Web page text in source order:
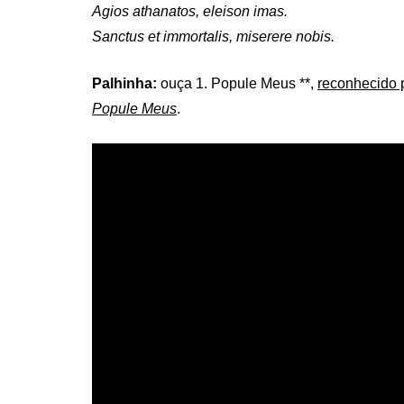
Agios athanatos, eleison imas.
Sanctus et immortalis, miserere nobis.
Palhinha: ouça 1. Popule Meus **, reconhecido
Popule Meus.